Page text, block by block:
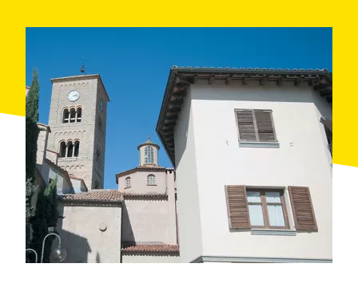
balladors es van renovant anualment. L'Esbart
vestuari i els encarregats d'ensenyar la dansa als
nous pabordes.